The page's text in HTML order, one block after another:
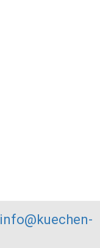
info@kuechen-